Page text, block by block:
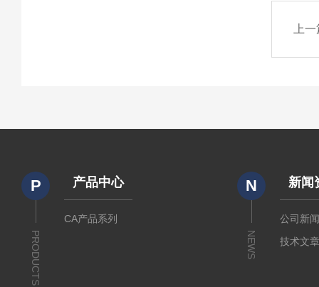
上
P
PRODUCTS
产品中心
CA产品系列
N
NEWS
新闻
公司新
技术文